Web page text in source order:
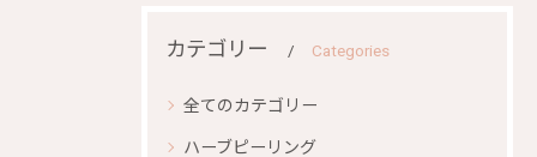
カテゴリー Categories
全てのカテゴリー
ハーブピーリング